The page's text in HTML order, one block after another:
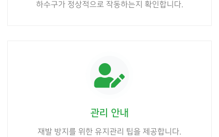
하수구가 정상적으로 작동하는지 확인합니다.
관리 안내
재발 방지를 위한 유지관리 팁을 제공합니다.